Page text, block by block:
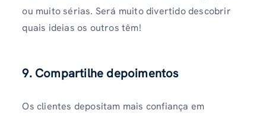
ou muito sérias. Será muito divertido descobrir
quais ideias os outros têm!
9. Compartilhe depoimentos
Os clientes depositam mais confiança em